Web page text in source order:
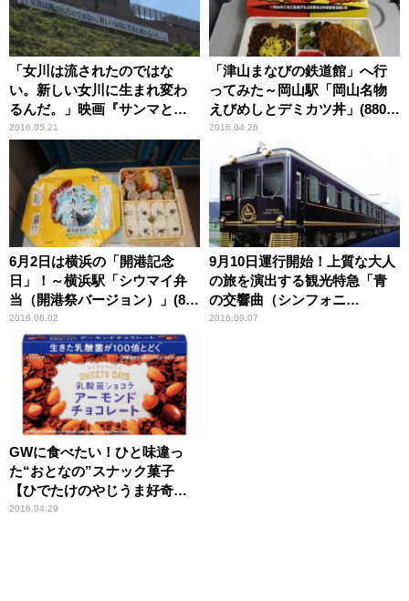
「女川は流されたのではな
い。新しい女川に生まれ変わ
るんだ。」映画『サンマとカ
タール』の舞台、女川町へ行
ってみた しゃベルシネマ
【第11回】
2016.05.21
「津山まなびの鉄道館」へ行
ってみた～岡山駅「岡山名物
えびめしとデミカツ丼」(880
円) 【ライター望月の駅弁膝
2016.04.26
6月2日は横浜の「開港記念
日」！～横浜駅「シウマイ弁
当（開港祭バージョン）」(800
円) 【ライター望月の駅弁膝
栗毛】
2016.06.02
9月10日運行開始！上質な大人
の旅を演出する観光特急「青
の交響曲（シンフォニ
ー）」 【本仮屋ユイカ 笑顔
2016.09.07
GWに食べたい！ひと味違っ
た“おとなの”スナック菓子
【ひでたけのやじうま好奇
心】
2016.04.29